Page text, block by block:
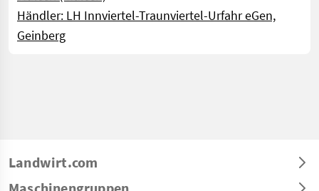
Händler: LH Innviertel-Traunviertel-Urfahr eGen,
Geinberg
Landwirt.com